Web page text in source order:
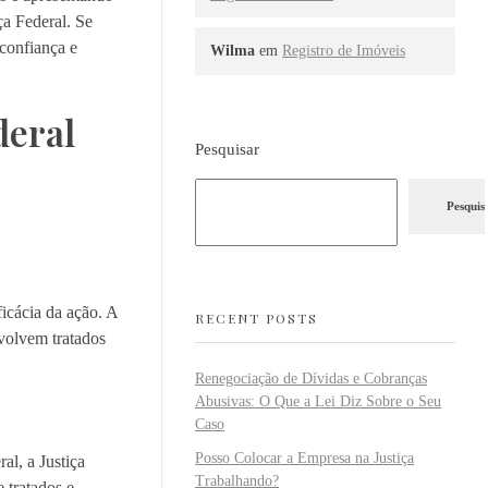
Federal. Se
e
da ação. A
tratados
a Justiça
Wilma em Registro de Imóveis
Pesquisar
RECENT POSTS
Renegociação de Dívidas e Cobranças
Abusivas: O Que a Lei Diz Sobre o Seu
Caso
Posso Colocar a Empresa na Justiça
Trabalhando?